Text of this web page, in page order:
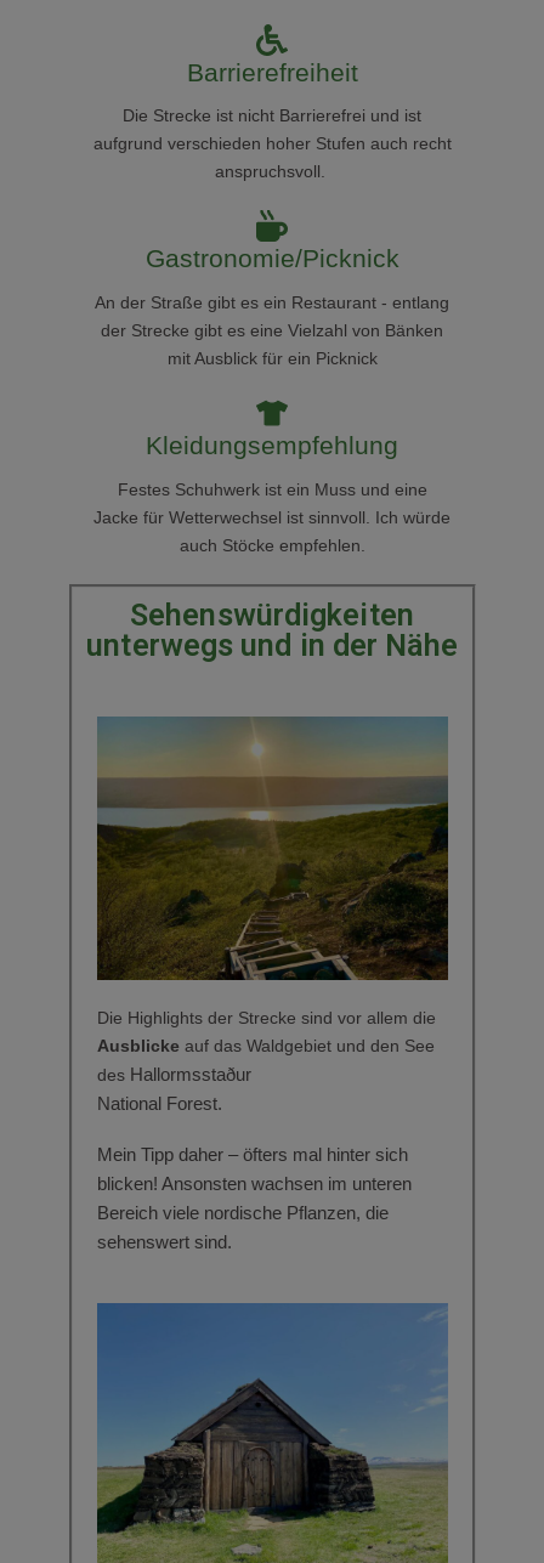
Barrierefreiheit
Die Strecke ist nicht Barrierefrei und ist
aufgrund verschieden hoher Stufen auch recht
anspruchsvoll.
Gastronomie/Picknick
An der Straße gibt es ein Restaurant - entlang
der Strecke gibt es eine Vielzahl von Bänken
mit Ausblick für ein Picknick
Kleidungsempfehlung
Festes Schuhwerk ist ein Muss und eine
Jacke für Wetterwechsel ist sinnvoll. Ich würde
auch Stöcke empfehlen.
Sehenswürdigkeiten
unterwegs und in der Nähe
Die Highlights der Strecke sind vor allem die
Ausblicke auf das Waldgebiet und den See
des Hallormsstaður
National Forest.
Mein Tipp daher – öfters mal hinter sich
blicken! Ansonsten wachsen im unteren
Bereich viele nordische Pflanzen, die
sehenswert sind.